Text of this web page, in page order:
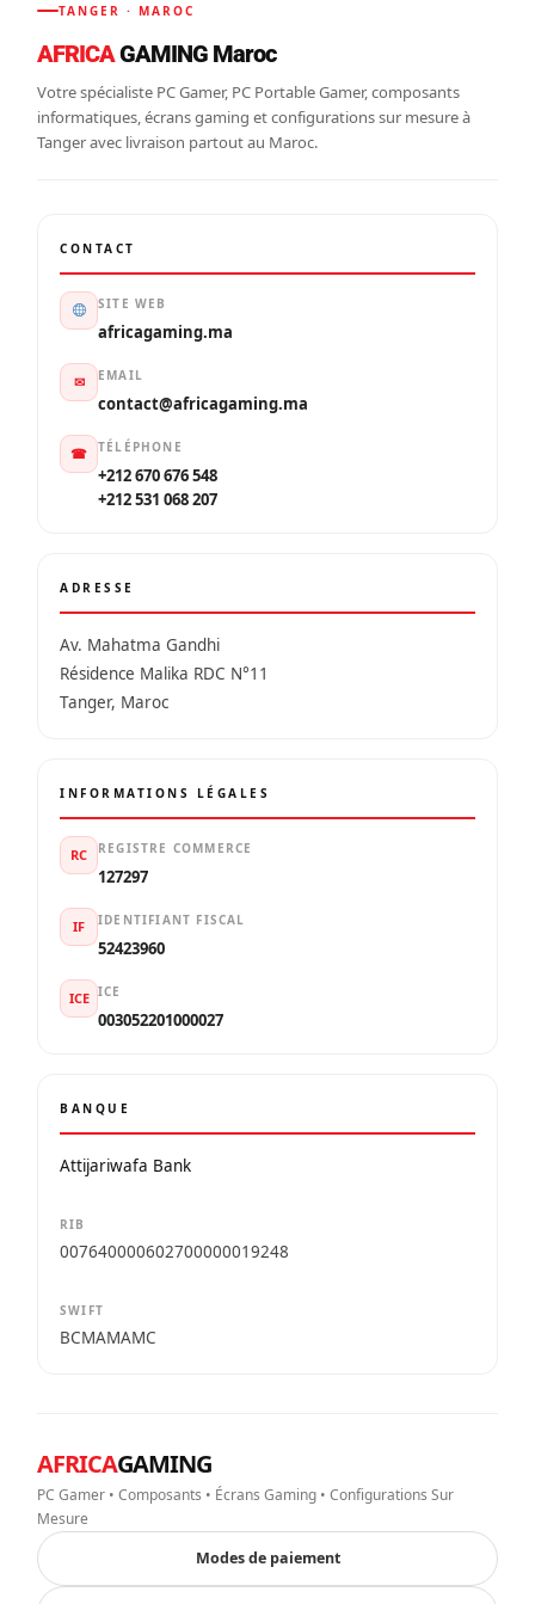
TANGER · MAROC
AFRICAGAMING Maroc
Votre spécialiste PC Gamer, PC Portable Gamer, composants
informatiques, écrans gaming et configurations sur mesure à
Tanger avec livraison partout au Maroc.
CONTACT
SITE WEB
africagaming.ma
✉ EMAIL
contact@africagaming.ma
☎ TÉLÉPHONE
+212 670 676 548
+212 531 068 207
ADRESSE
Av. Mahatma Gandhi
Résidence Malika RDC N°11
Tanger, Maroc
INFORMATIONS LÉGALES
RC REGISTRE COMMERCE
127297
IF IDENTIFIANT FISCAL
52423960
ICE ICE
003052201000027
BANQUE
Attijariwafa Bank
RIB
007640000602700000019248
SWIFT
BCMAMAMC
AFRICAGAMING
PC Gamer • Composants • Écrans Gaming • Configurations Sur
Mesure
Modes de paiement